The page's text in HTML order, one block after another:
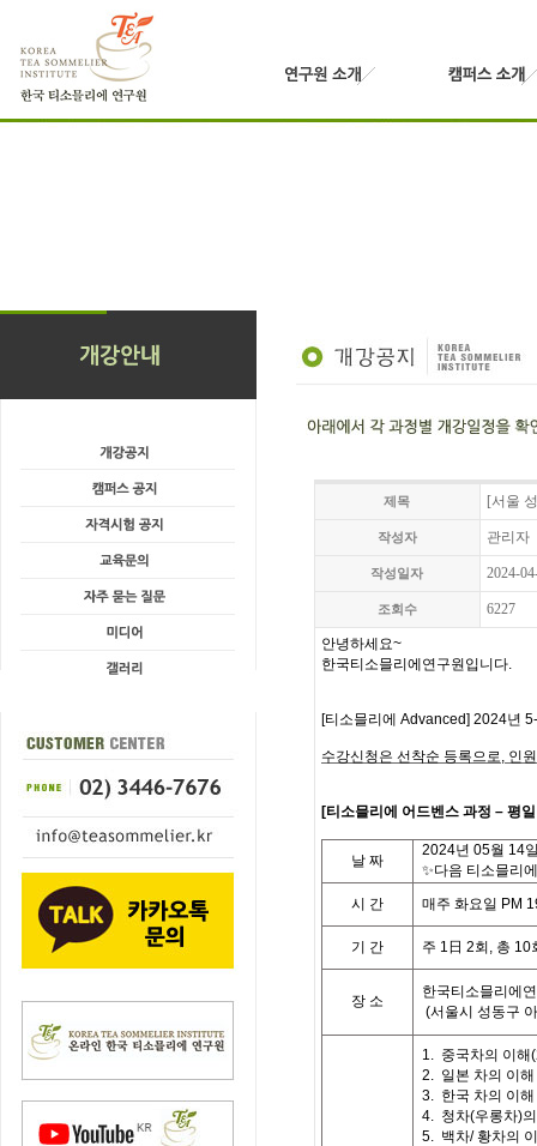
제목 [서울
작성자 관리자
작성일자 2024-
조회수 6227
안녕하세요~
한국티소믈리에연구원입니다.
[티소믈리에 Advanced] 2024년
수강신청은 선착순 등록으로, 인
[티 소믈리에 어드벤스 과정 – 평
날 짜
2024년 05월 14
✨다음 티소믈리
시
간 매주 화요일 PM
기 간 주 1 日 2회 , 총 10
장 소
한국티소믈리에
(서울시 성동구
1. 중국차의 이해
2. 일본 차의 이해
3. 한국 차의 이해
4. 청차(우롱차)
5. 백차/ 황차의